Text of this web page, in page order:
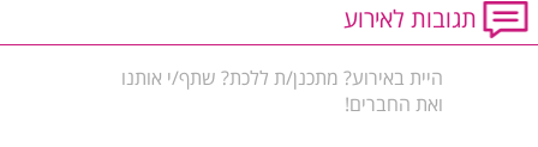
תגובות לאירוע
היית באירוע? מתכנן/ת ללכת? שתף/י אותנו
ואת החברים!